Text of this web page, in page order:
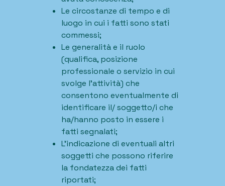
Le circostanze di tempo e di
luogo in cui i fatti sono stati
commessi;
Le generalità e il ruolo
(qualifica, posizione
professionale o servizio in cui
svolge l’attività) che
consentono eventualmente di
identificare il/ soggetto/i che
ha/hanno posto in essere i
fatti segnalati;
L’indicazione di eventuali altri
soggetti che possono riferire
la fondatezza dei fatti
riportati;